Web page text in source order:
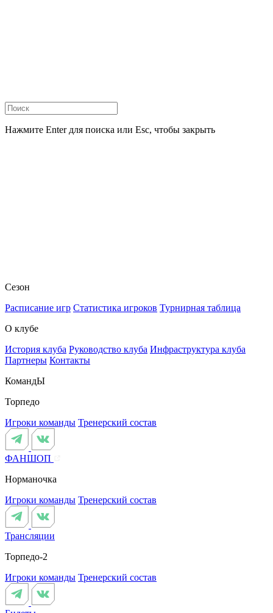
Нажмите Enter для поиска или Esc, чтобы закрыть
Сезон
Расписание игр Статистика игроков Турнирная таблица
О клубе
История клуба Руководство клуба Инфраструктура клуба
Партнеры Контакты
КомандЫ
Торпедо
Игроки команды Тренерский состав
ФАНШОП
Норманочка
Игроки команды Тренерский состав
Трансляции
Торпедо-2
Игроки команды Тренерский состав